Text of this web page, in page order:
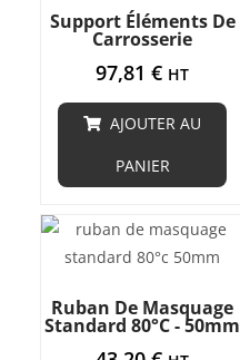
Support Éléments De
Carrosserie
97,81€ HT
AJOUTER AU
PANIER
Ruban De Masquage
Standard 80°C - 50mm